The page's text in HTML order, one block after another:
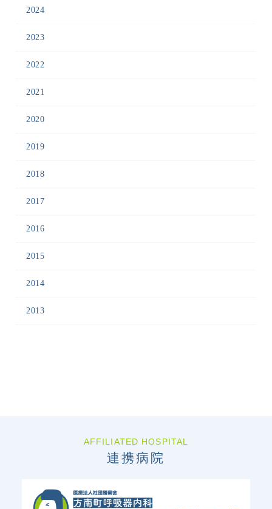
2024
2023
2022
2021
2020
2019
2018
2017
2016
2015
2014
2013
AFFILIATED HOSPITAL
連携病院